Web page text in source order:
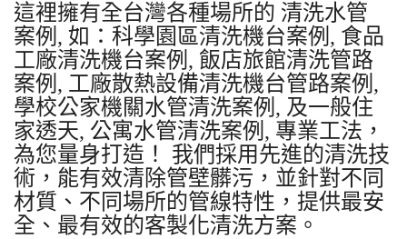
這裡擁有全台灣各種場所的 清洗水管
案例, 如：科學園區清洗機台案例, 食品
工廠清洗機台案例, 飯店旅館清洗管路
案例, 工廠散熱設備清洗機台管路案例,
學校公家機關水管清洗案例, 及一般住
家透天, 公寓水管清洗案例, 專業工法，
為您量身打造！ 我們採用先進的清洗技
術，能有效清除管壁髒污，並針對不同
材質、不同場所的管線特性，提供最安
全、最有效的客製化清洗方案。